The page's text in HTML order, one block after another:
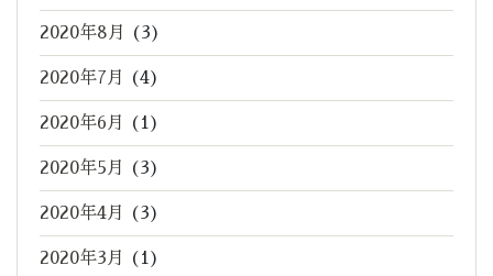
2020年8月 (3)
2020年7月 (4)
2020年6月 (1)
2020年5月 (3)
2020年4月 (3)
2020年3月 (1)